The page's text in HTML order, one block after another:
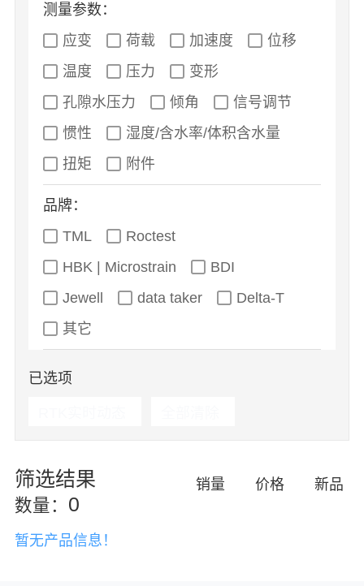
测量参数：
应变
荷载 加速度
位移
温度
压力
变形
孔隙水压力
倾角
信号调节
惯性
湿度/含水率/体积含水量
扭矩
附件
品牌：
TML
Roctest
HBK | Microstrain
BDI
Jewell
data taker
Delta-T
其它
已选项
筛选结果
数量： 0
销量 价格 新品
暂无产品信息！